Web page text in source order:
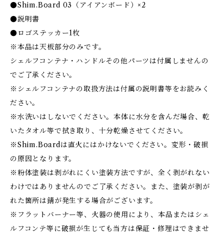
●Shim.Board 03（アイアンボード）×2
●説明書
●ロゴステッカー1枚
※本品は天板部分のみです。
シェルフコンテナ・ハンドルその他パーツは付属しませんの
でご了承ください。
※シェルフコンテナの取扱方法は付属の説明書等をお読みく
ださい。
※水洗いはしないでください。本体に水分を含んだ場合、乾
いたタオル等で拭き取り、十分乾燥させてください。
※Shim.Boardは直火にはかけないでください。変形・破損
の原因となります。
※粉体塗装は剥がれにくい塗装方法ですが、全く剥がれない
わけではありませんのでご了承ください。また、塗装が剥が
れた箇所は錆が発生する場合がございます。
※フラットバーナー等、火器の使用により、本品またはシェ
ルフコンテ等に破損が生じても当方は保証・修理はできませ